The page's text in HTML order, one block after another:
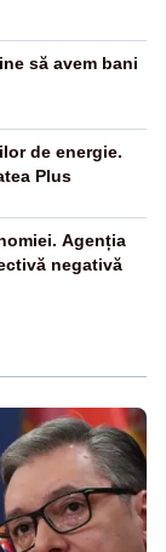
să avem bani
de energie.
Plus
Agenția
negativă